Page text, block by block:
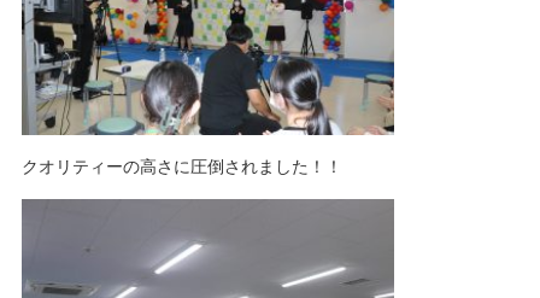
クオリティーの高さに圧倒されました！！